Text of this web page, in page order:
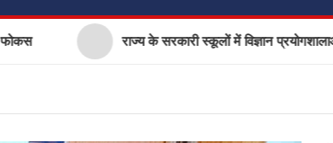
राज्य के सरकारी स्कूलों में विज्ञान प्रयोगशालाओं के